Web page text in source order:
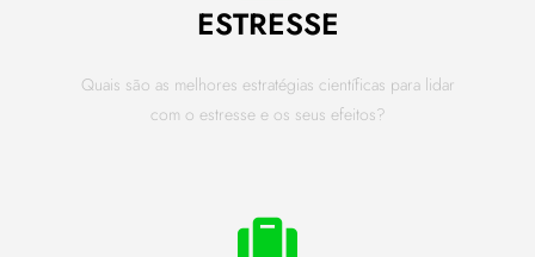
ESTRESSE
Quais são as melhores estratégias científicas para lidar
com o estresse e os seus efeitos?